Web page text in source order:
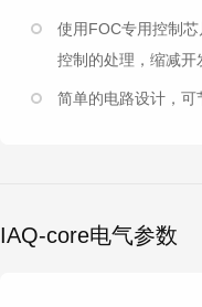
使用FOC专用控制
控制的处理，缩减开
简单的电路设计，可
IAQ-core电气参数